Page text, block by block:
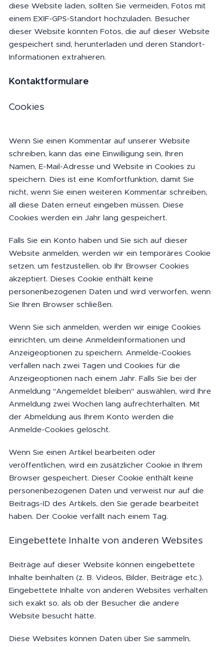
diese Website laden, sollten Sie vermeiden, Fotos mit
einem EXIF-GPS-Standort hochzuladen. Besucher
dieser Website könnten Fotos, die auf dieser Website
gespeichert sind, herunterladen und deren Standort-
Informationen extrahieren.
Kontaktformulare
Cookies
Wenn Sie einen Kommentar auf unserer Website
schreiben, kann das eine Einwilligung sein, Ihren
Namen, E-Mail-Adresse und Website in Cookies zu
speichern. Dies ist eine Komfortfunktion, damit Sie
nicht, wenn Sie einen weiteren Kommentar schreiben,
all diese Daten erneut eingeben müssen. Diese
Cookies werden ein Jahr lang gespeichert.
Falls Sie ein Konto haben und Sie sich auf dieser
Website anmelden, werden wir ein temporäres Cookie
setzen, um festzustellen, ob Ihr Browser Cookies
akzeptiert. Dieses Cookie enthält keine
personenbezogenen Daten und wird verworfen, wenn
Sie Ihren Browser schließen.
Wenn Sie sich anmelden, werden wir einige Cookies
einrichten, um deine Anmeldeinformationen und
Anzeigeoptionen zu speichern. Anmelde-Cookies
verfallen nach zwei Tagen und Cookies für die
Anzeigeoptionen nach einem Jahr. Falls Sie bei der
Anmeldung "Angemeldet bleiben" auswählen, wird Ihre
Anmeldung zwei Wochen lang aufrechterhalten. Mit
der Abmeldung aus Ihrem Konto werden die
Anmelde-Cookies gelöscht.
Wenn Sie einen Artikel bearbeiten oder
veröffentlichen, wird ein zusätzlicher Cookie in Ihrem
Browser gespeichert. Dieser Cookie enthält keine
personenbezogenen Daten und verweist nur auf die
Beitrags-ID des Artikels, den Sie gerade bearbeitet
haben. Der Cookie verfällt nach einem Tag.
Eingebettete Inhalte von anderen Websites
Beiträge auf dieser Website können eingebettete
Inhalte beinhalten (z. B. Videos, Bilder, Beiträge etc.).
Eingebettete Inhalte von anderen Websites verhalten
sich exakt so, als ob der Besucher die andere
Website besucht hätte.
Diese Websites können Daten über Sie sammeln,